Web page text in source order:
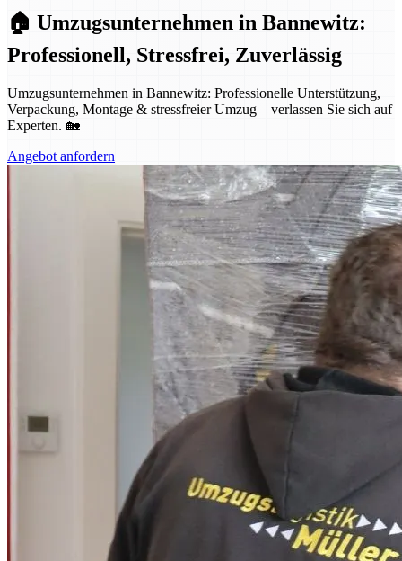
🏠 Umzugsunternehmen in Bannewitz:
Professionell, Stressfrei, Zuverlässig
Umzugsunternehmen in Bannewitz: Professionelle Unterstützung,
Verpackung, Montage & stressfreier Umzug – verlassen Sie sich auf
Experten. 🏡
Angebot anfordern